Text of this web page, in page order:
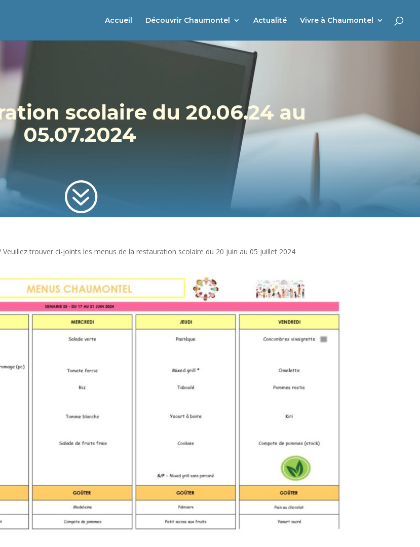
Accueil Découvrir Chaumontel Actualité Vivre à Chaumontel
scolaire du 20.06.24 au
05.07.2024
?
trouver ci-joints les menus de la restauration scolaire du 20 juin au 05 juillet 2024